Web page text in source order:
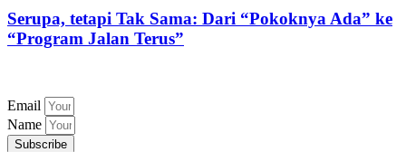
Serupa, tetapi Tak Sama: Dari “Pokoknya Ada” ke
“Program Jalan Terus”
Email
Name
Subscribe